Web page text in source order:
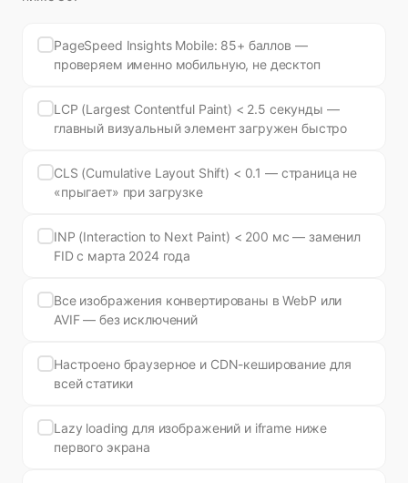
PageSpeed Insights Mobile: 85+ баллов —
проверяем именно мобильную, не десктоп
LCP (Largest Contentful Paint) < 2.5 секунды —
главный визуальный элемент загружен быстро
CLS (Cumulative Layout Shift) < 0.1 — страница не
«прыгает» при загрузке
INP (Interaction to Next Paint) < 200 мс — заменил
FID с марта 2024 года
Все изображения конвертированы в WebP или
AVIF — без исключений
Настроено браузерное и CDN-кеширование для
всей статики
Lazy loading для изображений и iframe ниже
первого экрана